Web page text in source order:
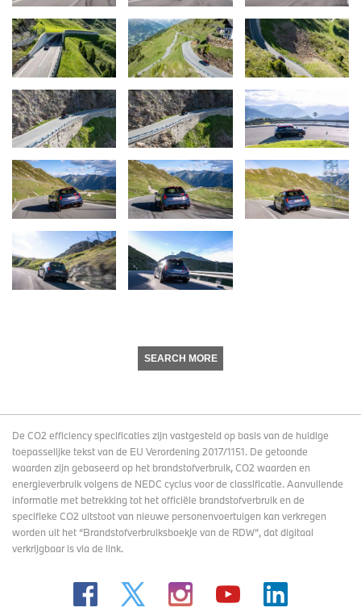
SEARCH MORE
De CO2 efficiency specificaties zijn vastgesteld op basis van de huidige
toepasselijke tekst van de EU Verordening 2017/1151. De getoonde
waarden zijn gebaseerd op het brandstofverbruik, CO2 waarden en
energieverbruik volgens de NEDC cyclus voor de classificatie. Aanvullende
informatie met betrekking tot het officiële brandstofverbruik en de
specifieke CO2 uitstoot van nieuwe personenvoertuigen kan verkregen
worden uit het “Brandstofverbruiksboekje van de RDW”, dat digitaal
verkrijgbaaris via de link.